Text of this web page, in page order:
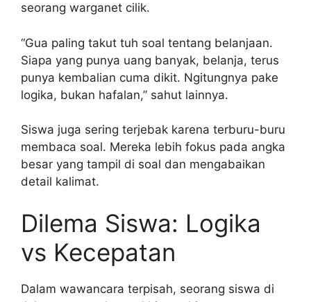
seorang warganet cilik.
“Gua paling takut tuh soal tentang belanjaan.
Siapa yang punya uang banyak, belanja, terus
punya kembalian cuma dikit. Ngitungnya pake
logika, bukan hafalan,” sahut lainnya.
Siswa juga sering terjebak karena terburu-buru
membaca soal. Mereka lebih fokus pada angka
besar yang tampil di soal dan mengabaikan
detail kalimat.
Dilema Siswa: Logika
vs Kecepatan
Dalam wawancara terpisah, seorang siswa di